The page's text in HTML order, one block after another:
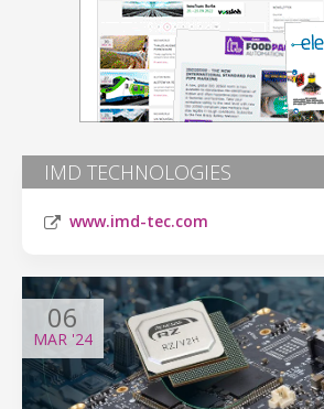
IMD TECHNOLOGIES
www.imd-tec.com
06
MAR '24